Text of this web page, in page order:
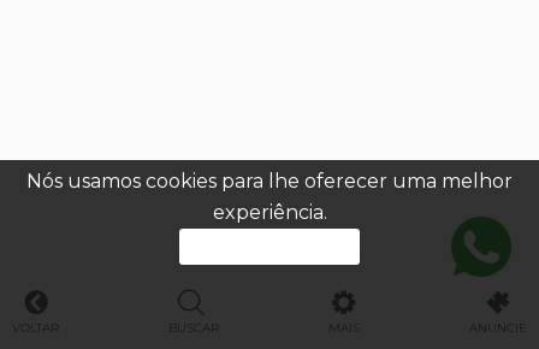
Nós usamos cookies para lhe oferecer uma melhor
experiência.
VOLTAR BUSCAR MAIS ANUNCIE